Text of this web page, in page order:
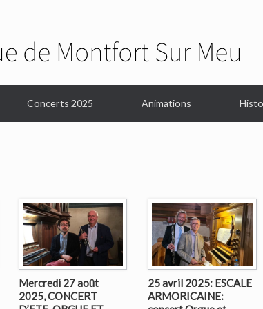
Concerts 2025 Animations
Mercredi 27 août
2025, CONCERT
25 avril 2025: ESCALE
ARMORICAINE: